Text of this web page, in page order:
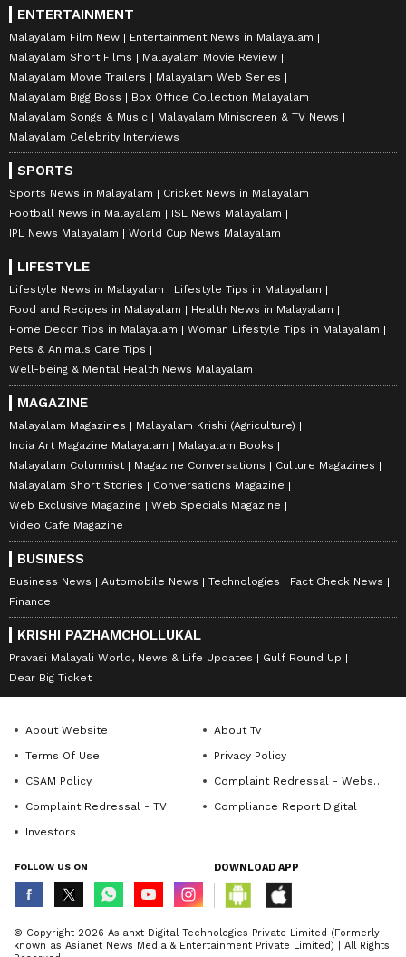
ENTERTAINMENT
Malayalam Film New
Entertainment News in Malayalam
Malayalam Short Films
Malayalam Movie Review
Malayalam Movie Trailers
Malayalam Web Series
Malayalam Bigg Boss
Box Office Collection Malayalam
Malayalam Songs & Music
Malayalam Miniscreen & TV News
Malayalam Celebrity Interviews
SPORTS
Sports News in Malayalam
Cricket News in Malayalam
Football News in Malayalam
ISL News Malayalam
IPL News Malayalam
World Cup News Malayalam
LIFESTYLE
Lifestyle News in Malayalam
Lifestyle Tips in Malayalam
Food and Recipes in Malayalam
Health News in Malayalam
Home Decor Tips in Malayalam
Woman Lifestyle Tips in Malayalam
Pets & Animals Care Tips
Well-being & Mental Health News Malayalam
MAGAZINE
Malayalam Magazines
Malayalam Krishi (Agriculture)
India Art Magazine Malayalam
Malayalam Books
Malayalam Columnist
Magazine Conversations
Culture Magazines
Malayalam Short Stories
Conversations Magazine
Web Exclusive Magazine
Web Specials Magazine
Video Cafe Magazine
BUSINESS
Business News Automobile News Technologies
Fact Check News
Finance
KRISHI PAZHAMCHOLLUKAL
Pravasi Malayali World, News & Life Updates
Gulf Round Up
Dear Big Ticket
About Website
About Tv
Terms Of Use
Privacy Policy
CSAM Policy
Complaint Redressal - Website
Complaint Redressal - TV
Compliance Report Digital
Investors
FOLLOW US ON DOWNLOAD APP
© Copyright 2026 Asianxt Digital Technologies Private Limited (Formerly
known as Asianet News Media & Entertainment Private Limited) | All Rights